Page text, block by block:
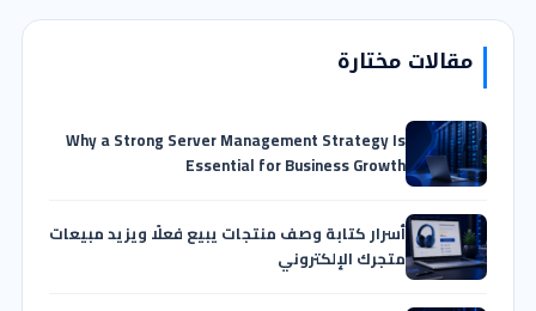
مقالات مختارة
Why a Strong Server Management Strategy Is
Essential for Business Growth
أسرار كتابة وصف منتجات يبيع فعلًا ويزيد مبيعات
متجرك الإلكتروني